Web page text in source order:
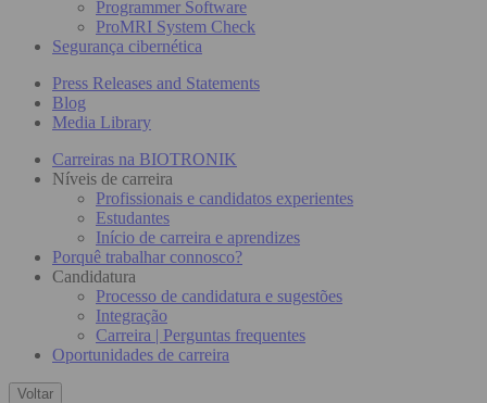
Programmer Software
ProMRI System Check
Segurança cibernética
Press Releases and Statements
Blog
Media Library
Carreiras na BIOTRONIK
Níveis de carreira
Profissionais e candidatos experientes
Estudantes
Início de carreira e aprendizes
Porquê trabalhar connosco?
Candidatura
Processo de candidatura e sugestões
Integração
Carreira | Perguntas frequentes
Oportunidades de carreira
Voltar